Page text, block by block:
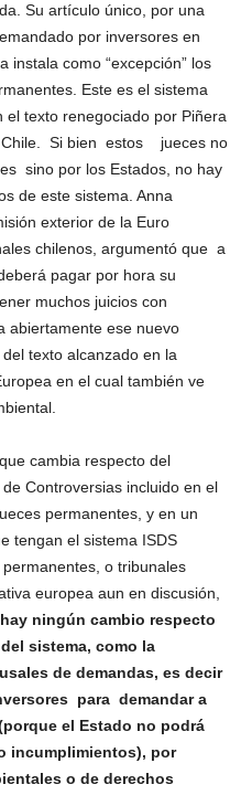
Su artículo único, por una
por inversores en
instala como “excepción” los
Este es el sistema
texto renegociado por Piñera
Chile. Si bien estos jueces no
sino por los Estados, no hay
de este sistema. Anna
exterior de la Euro
chilenos, argumentó que a
pagar por hora su
muchos juicios con
abiertamente ese nuevo
texto alcanzado en la
en el cual también ve
cambia respecto del
Controversias incluido en el
permanentes, y en un
tengan el sistema ISDS
o tribunales
europea aun en discusión,
ningún cambio respecto
sistema, como la
de demandas, es decir
para demandar a
el Estado no podrá
incumplimientos), por
o de derechos